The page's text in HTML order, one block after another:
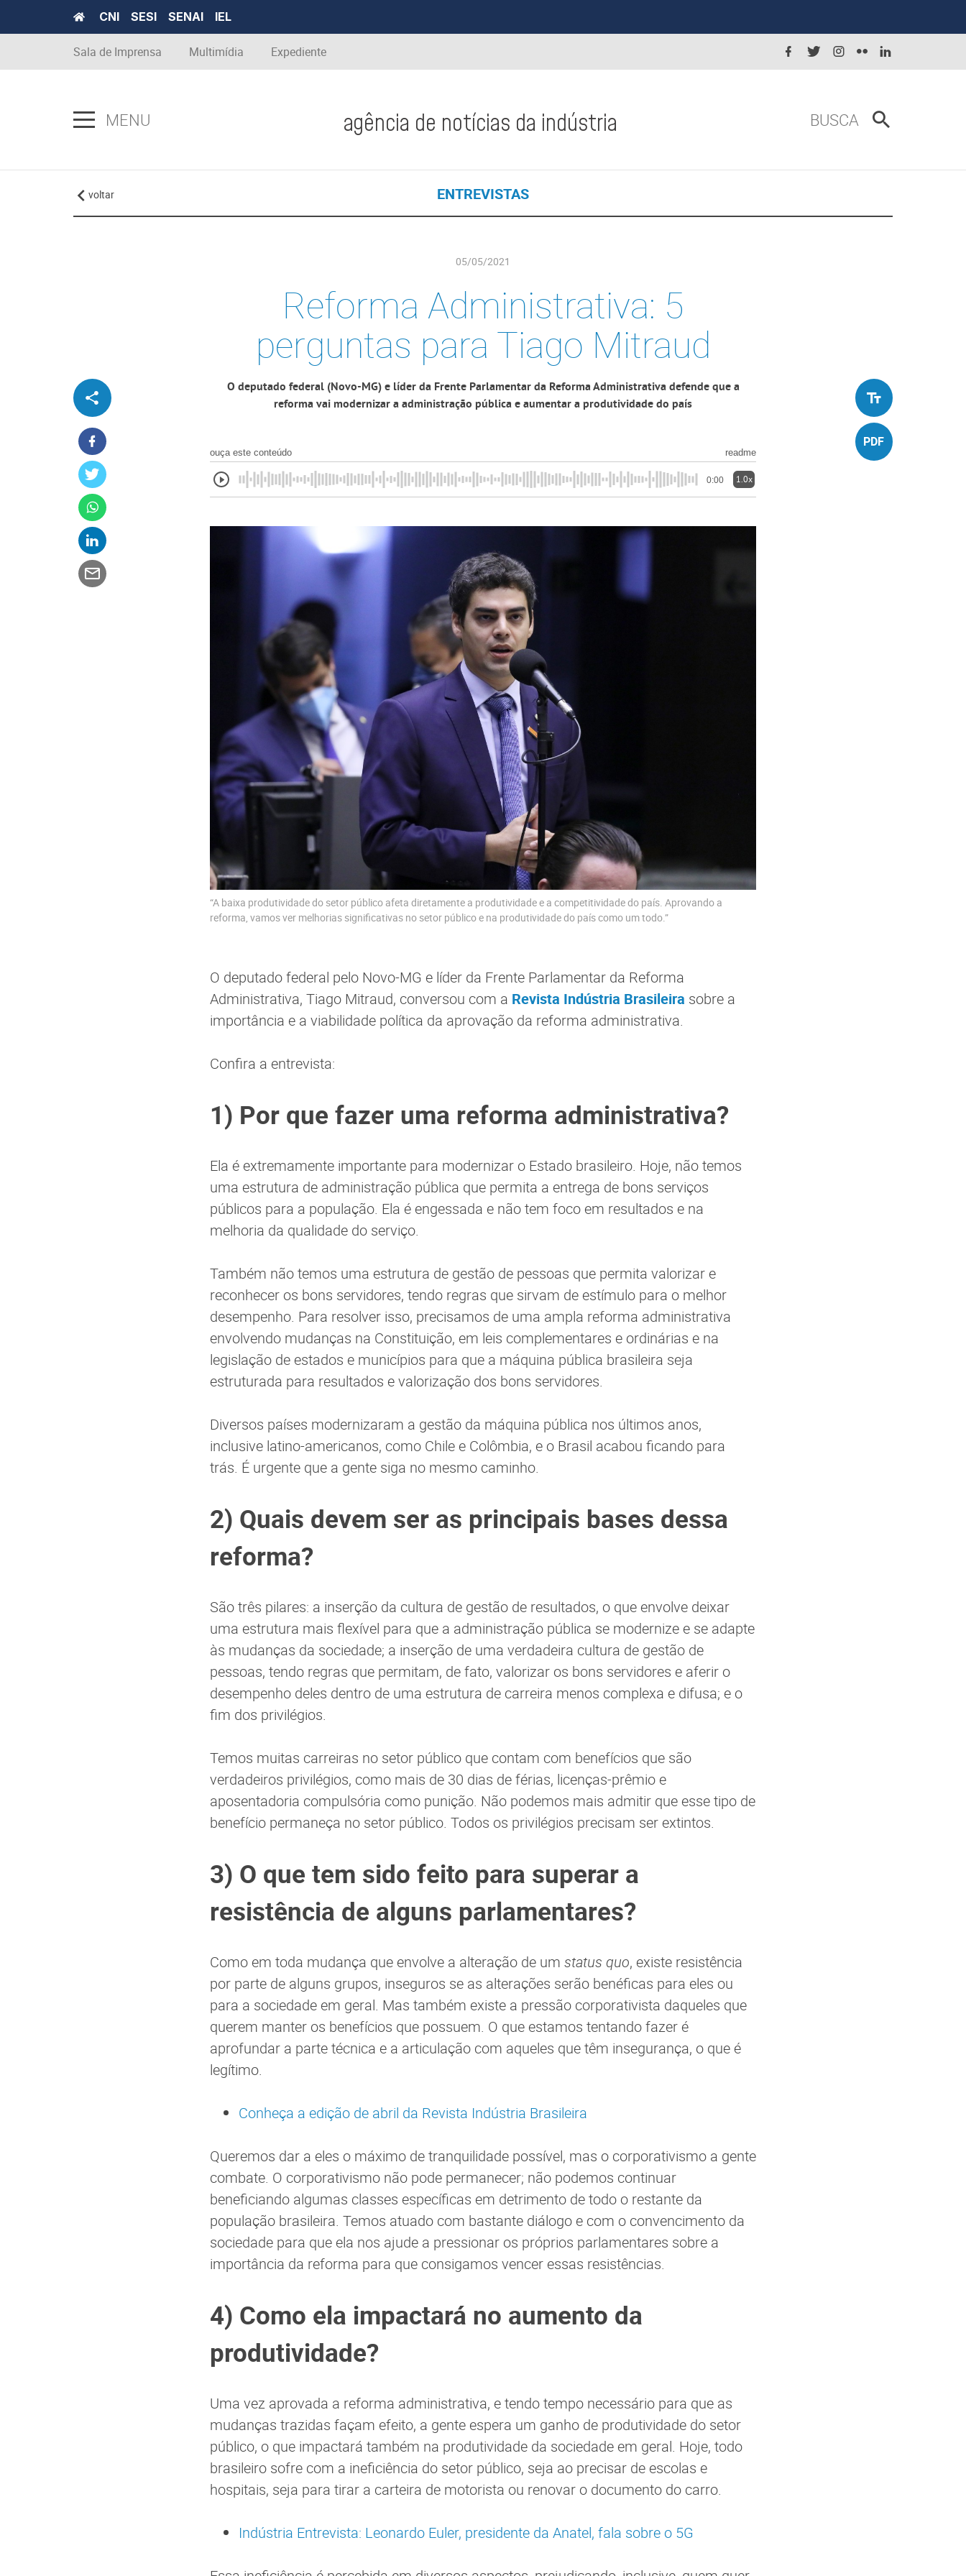
CNI SESI SENAI IEL
Sala de Imprensa Multimídia Expediente
MENU agência de notícias da indústria BUSCA
voltar ENTREVISTAS
05/05/2021
Reforma Administrativa: 5
perguntas para Tiago Mitraud
O deputado federal (Novo-MG) e líder da Frente Parlamentar da Reforma Administrativa defende que a
reforma vai modernizar a administração pública e aumentar a produtividade do país
ouça este conteúdo readme
0:00 1.0x
“A baixa produtividade do setor público afeta diretamente a produtividade e a competitividade do país. Aprovando a
reforma, vamos ver melhorias significativas no setor público e na produtividade do país como um todo.”
O deputado federal pelo Novo-MG e líder da Frente Parlamentar da Reforma
Administrativa, Tiago Mitraud, conversou com a Revista Indústria Brasileira sobre a
importância e a viabilidade política da aprovação da reforma administrativa.
Confira a entrevista:
1) Por que fazer uma reforma administrativa?
Ela é extremamente importante para modernizar o Estado brasileiro. Hoje, não temos
uma estrutura de administração pública que permita a entrega de bons serviços
públicos para a população. Ela é engessada e não tem foco em resultados e na
melhoria da qualidade do serviço.
Também não temos uma estrutura de gestão de pessoas que permita valorizar e
reconhecer os bons servidores, tendo regras que sirvam de estímulo para o melhor
desempenho. Para resolver isso, precisamos de uma ampla reforma administrativa
envolvendo mudanças na Constituição, em leis complementares e ordinárias e na
legislação de estados e municípios para que a máquina pública brasileira seja
estruturada para resultados e valorização dos bons servidores.
Diversos países modernizaram a gestão da máquina pública nos últimos anos,
inclusive latino-americanos, como Chile e Colômbia, e o Brasil acabou ficando para
trás. É urgente que a gente siga no mesmo caminho.
2) Quais devem ser as principais bases dessa
reforma?
São três pilares: a inserção da cultura de gestão de resultados, o que envolve deixar
uma estrutura mais flexível para que a administração pública se modernize e se adapte
às mudanças da sociedade; a inserção de uma verdadeira cultura de gestão de
pessoas, tendo regras que permitam, de fato, valorizar os bons servidores e aferir o
desempenho deles dentro de uma estrutura de carreira menos complexa e difusa; e o
fim dos privilégios.
Temos muitas carreiras no setor público que contam com benefícios que são
verdadeiros privilégios, como mais de 30 dias de férias, licenças-prêmio e
aposentadoria compulsória como punição. Não podemos mais admitir que esse tipo de
benefício permaneça no setor público. Todos os privilégios precisam ser extintos.
3) O que tem sido feito para superar a
resistência de alguns parlamentares?
Como em toda mudança que envolve a alteração de um status quo, existe resistência
por parte de alguns grupos, inseguros se as alterações serão benéficas para eles ou
para a sociedade em geral. Mas também existe a pressão corporativista daqueles que
querem manter os benefícios que possuem. O que estamos tentando fazer é
aprofundar a parte técnica e a articulação com aqueles que têm insegurança, o que é
legítimo.
Conheça a edição de abril da Revista Indústria Brasileira
Queremos dar a eles o máximo de tranquilidade possível, mas o corporativismo a gente
combate. O corporativismo não pode permanecer; não podemos continuar
beneficiando algumas classes específicas em detrimento de todo o restante da
população brasileira. Temos atuado com bastante diálogo e com o convencimento da
sociedade para que ela nos ajude a pressionar os próprios parlamentares sobre a
importância da reforma para que consigamos vencer essas resistências.
4) Como ela impactará no aumento da
produtividade?
Uma vez aprovada a reforma administrativa, e tendo tempo necessário para que as
mudanças trazidas façam efeito, a gente espera um ganho de produtividade do setor
público, o que impactará também na produtividade da sociedade em geral. Hoje, todo
brasileiro sofre com a ineficiência do setor público, seja ao precisar de escolas e
hospitais, seja para tirar a carteira de motorista ou renovar o documento do carro.
Indústria Entrevista: Leonardo Euler, presidente da Anatel, fala sobre o 5G